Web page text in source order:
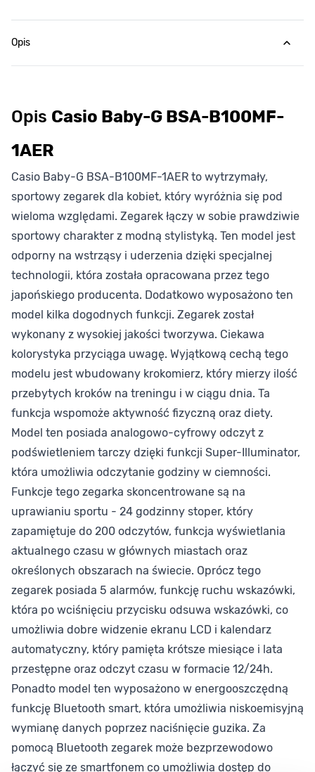
Opis
Opis Casio Baby-G BSA-B100MF-
1AER
Casio Baby-G BSA-B100MF-1AER to wytrzymały,
sportowy zegarek dla kobiet, który wyróżnia się pod
wieloma względami. Zegarek łączy w sobie prawdziwie
sportowy charakter z modną stylistyką. Ten model jest
odporny na wstrząsy i uderzenia dzięki specjalnej
technologii, która została opracowana przez tego
japońskiego producenta. Dodatkowo wyposażono ten
model kilka dogodnych funkcji. Zegarek został
wykonany z wysokiej jakości tworzywa. Ciekawa
kolorystyka przyciąga uwagę. Wyjątkową cechą tego
modelu jest wbudowany krokomierz, który mierzy ilość
przebytych kroków na treningu i w ciągu dnia. Ta
funkcja wspomoże aktywność fizyczną oraz diety.
Model ten posiada analogowo-cyfrowy odczyt z
podświetleniem tarczy dzięki funkcji Super-Illuminator,
która umożliwia odczytanie godziny w ciemności.
Funkcje tego zegarka skoncentrowane są na
uprawianiu sportu - 24 godzinny stoper, który
zapamiętuje do 200 odczytów, funkcja wyświetlania
aktualnego czasu w głównych miastach oraz
określonych obszarach na świecie. Oprócz tego
zegarek posiada 5 alarmów, funkcję ruchu wskazówki,
która po wciśnięciu przycisku odsuwa wskazówki, co
umożliwia dobre widzenie ekranu LCD i kalendarz
automatyczny, który pamięta krótsze miesiące i lata
przestępne oraz odczyt czasu w formacie 12/24h.
Ponadto model ten wyposażono w energooszczędną
funkcję Bluetooth smart, która umożliwia niskoemisyjną
wymianę danych poprzez naciśnięcie guzika. Za
pomocą Bluetooth zegarek może bezprzewodowo
łączyć się ze smartfonem co umożliwia dostęp do